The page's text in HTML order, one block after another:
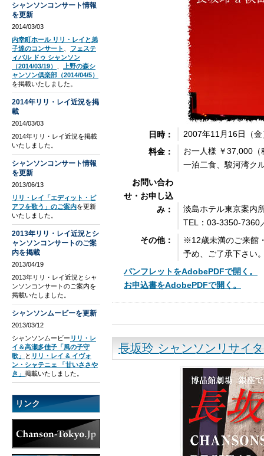
日時：
2007年11月16日（
料金：
お一人様 ￥37,000（
一泊二食、駿河湾ク
お問い合わ
せ・お申し込
み：
淡島ホテル東京案内
TEL：03-3350-7360
その他：
※12歳未満のご来館
予め、ご了承下さい
パンフレットをAdobePDFで開く。
お申込書をAdobePDFで開く。
長坂玲 シャンソンリサイ
シャンソンコンサート情報
を更新
2014/03/03
内幸町ホール リリ・レイと弟
子達のコンサート
フェステ
ィバル ドゥ シャンソン
（2014/03/19）
上野の森シ
ャンソン倶楽部（2014/04/5）
を掲載いたしました。
2014年リリ・レイ近況を掲
載
2014/03/03
2014年リリ・レイ近況を掲載
いたしました。
シャンソンコンサート情報
を更新
2013/06/13
リリ・レイ「エディット・ピ
アフを歌う」のご案内を更新
いたしました。
2013年リリ・レイ近況とシ
ャンソンコンサートのご案
内を掲載
2013/04/19
2013年リリ・レイ近況とシャ
ンソンコンサートのご案内を
掲載いたしました。
シャンソンムービーを更新
2013/03/12
シャンソンムービー リリ・レ
イ＆高瀬多佳子「風の子守
歌」
と リリ・レイ & イヴォ
ン・シャテニェ 「甘いささや
き」 掲載いたしました。
リンク